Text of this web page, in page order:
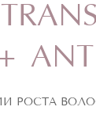
РОСТА